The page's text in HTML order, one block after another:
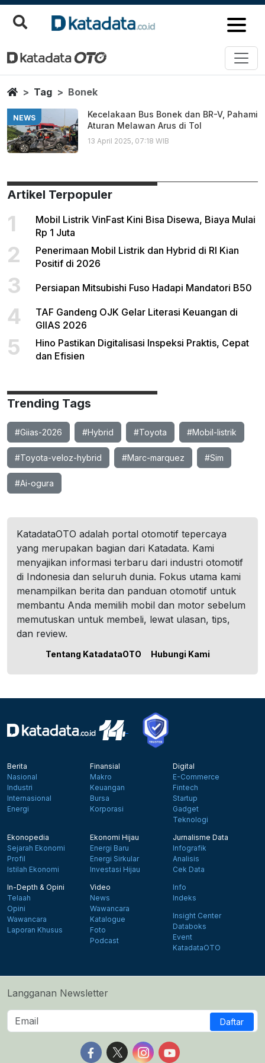
Bonek
Berita Terbaru
HomeTag Bonek
NEWS
Kecelakaan Bus Bonek dan BR-V, Pahami
Aturan Melawan Arus di Tol
13 April 2025, 07:18 WIB
Artikel Terpopuler
1
Mobil Listrik VinFast Kini Bisa Disewa, Biaya Mulai
Rp 1 Juta
2
Penerimaan Mobil Listrik dan Hybrid di RI Kian
Positif di 2026
3 Persiapan Mitsubishi Fuso Hadapi Mandatori B50
4
TAF Gandeng OJK Gelar Literasi Keuangan di
GIIAS 2026
5
Hino Pastikan Digitalisasi Inspeksi Praktis, Cepat
dan Efisien
Trending Tags
#Giias-2026 #Hybrid #Toyota #Mobil-listrik
#Toyota-veloz-hybrid #Marc-marquez #Sim
#Ai-ogura
KatadataOTO adalah portal otomotif tepercaya
yang merupakan bagian dari Katadata. Kami
menyajikan informasi terbaru dari industri otomotif
di Indonesia dan seluruh dunia. Fokus utama kami
menampilkan berita dan panduan otomotif untuk
membantu Anda memilih mobil dan motor sebelum
memutuskan untuk membeli, lewat ulasan, tips,
dan review.
Tentang KatadataOTO Hubungi Kami
Berita
Nasional
Industri
Internasional
Energi
Finansial
Makro
Keuangan
Bursa
Korporasi
Digital
E-Commerce
Fintech
Startup
Gadget
Teknologi
Ekonopedia
Sejarah Ekonomi
Profil
Istilah Ekonomi
Ekonomi Hijau
Energi Baru
Energi Sirkular
Investasi Hijau
Jurnalisme Data
Infografik
Analisis
Cek Data
In-Depth & Opini
Telaah
Opini
Wawancara
Laporan Khusus
Video
News
Wawancara
Katalogue
Foto
Podcast
Info
Indeks
Insight Center
Databoks
Event
KatadataOTO
Langganan Newsletter
Daftar
Follow us on Facebook
Follow us on X
Follow us on Instagram
Follow us on